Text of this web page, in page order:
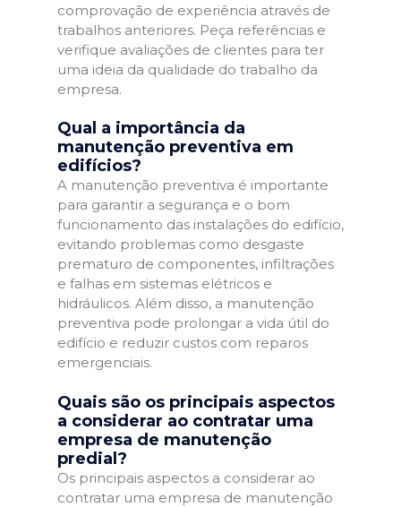
comprovação de experiência através de
trabalhos anteriores. Peça referências e
verifique avaliações de clientes para ter
uma ideia da qualidade do trabalho da
empresa.
Qual a importância da
manutenção preventiva em
edifícios?
A manutenção preventiva é importante
para garantir a segurança e o bom
funcionamento das instalações do edifício,
evitando problemas como desgaste
prematuro de componentes, infiltrações
e falhas em sistemas elétricos e
hidráulicos. Além disso, a manutenção
preventiva pode prolongar a vida útil do
edifício e reduzir custos com reparos
emergenciais.
Quais são os principais aspectos
a considerar ao contratar uma
empresa de manutenção
predial?
Os principais aspectos a considerar ao
contratar uma empresa de manutenção